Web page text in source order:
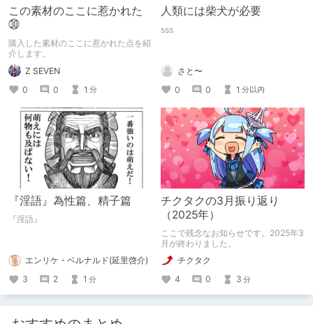
この素材のここに惹かれた
㉚
購入した素材のここに惹かれた点を紹
介します。
Z SEVEN
0
0 1 分
人類には柴犬が必要
sss
さと〜
0
0 1 分以内
『淫語』為性篇、精子篇
『淫語』
エンリケ・ベルナルド(延里啓介)
3
2 1 分
チクタクの3月振り返り
（2025年）
ここで残念なお知らせです。2025年3
月が終わりました。
チクタク
4
0 3 分